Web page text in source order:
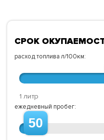
СРОК
расход топлива л/100км:
1 литр
ежедневный пробег:
50